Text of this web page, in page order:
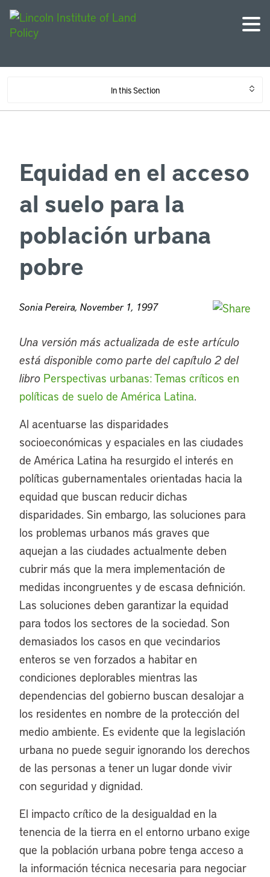
In this Section
Equidad en el acceso
al suelo para la
población urbana
pobre
Sonia Pereira, November 1, 1997
Una versión más actualizada de este artículo
está disponible como parte del capítulo 2 del
libro Perspectivas urbanas: Temas críticos en
políticas de suelo de América Latina.
Al acentuarse las disparidades
socioeconómicas y espaciales en las ciudades
de América Latina ha resurgido el interés en
políticas gubernamentales orientadas hacia la
equidad que buscan reducir dichas
disparidades. Sin embargo, las soluciones para
los problemas urbanos más graves que
aquejan a las ciudades actualmente deben
cubrir más que la mera implementación de
medidas incongruentes y de escasa definición.
Las soluciones deben garantizar la equidad
para todos los sectores de la sociedad. Son
demasiados los casos en que vecindarios
enteros se ven forzados a habitar en
condiciones deplorables mientras las
dependencias del gobierno buscan desalojar a
los residentes en nombre de la protección del
medio ambiente. Es evidente que la legislación
urbana no puede seguir ignorando los derechos
de las personas a tener un lugar donde vivir
con seguridad y dignidad.
El impacto crítico de la desigualdad en la
tenencia de la tierra en el entorno urbano exige
que la población urbana pobre tenga acceso a
la información técnica necesaria para negociar